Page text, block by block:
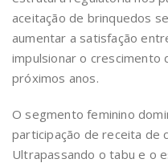
aceitação de brinquedos
aumentar a satisfação
impulsionar o crescimento
próximos anos.
O segmento feminino
participação de receita de
Ultrapassando o tabu e o